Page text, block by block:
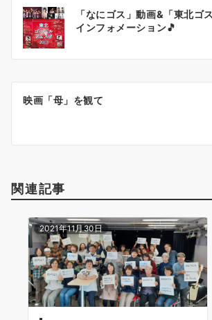
ビ
ン
「なにゴス」動画&「東北ゴ
インフォメーション🎵
映画「母」を観て
関連記事
2021年11月30日